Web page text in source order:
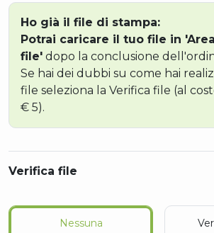
Ho già il file di stampa:
Potrai caricare il tuo file in
file' dopo la conclusione
Se hai dei dubbi su come hai
file seleziona la Verifica file (al
€ 5).
Verifica file
Nessuna